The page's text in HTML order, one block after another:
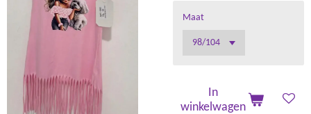
Maat
In
winkelwagen